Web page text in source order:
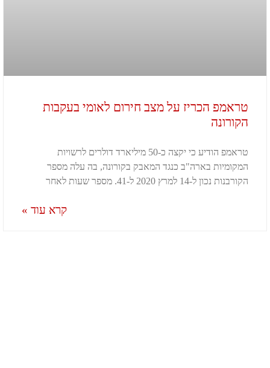
טראמפ הכריז על מצב חירום לאומי בעקבות
הקורונה
טראמפ הודיע כי יקצה כ-50 מיליארד דולרים לרשויות
המקומיות בארה"ב כנגד המאבק בקורונה, בה עלה מספר
הקורבנות נכון ל-14 למרץ 2020 ל-41. מספר שעות לאחר
קרא עוד »